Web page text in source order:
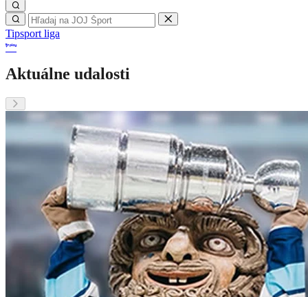
Tipsport liga
Aktuálne udalosti